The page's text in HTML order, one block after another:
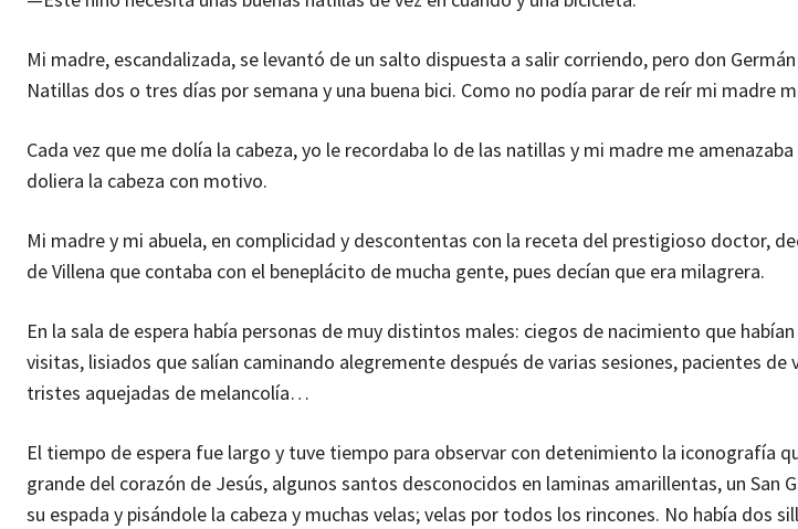
Mi madre, escandalizada, se levantó de un salto dispuesta a salir corriendo, pero don
Natillas dos o tres días por semana y una buena bici. Como no podía parar de reír mi madre
Cada vez que me dolía la cabeza, yo le recordaba lo de las natillas y mi madre me
doliera la cabeza con motivo.
Mi madre y mi abuela, en complicidad y descontentas con la receta del prestigioso doctor,
de Villena que contaba con el beneplácito de mucha gente, pues decían que era milagrera.
En la sala de espera había personas de muy distintos males: ciegos de nacimiento que
visitas, lisiados que salían caminando alegremente después de varias sesiones, pacientes de
tristes aquejadas de melancolía…
El tiempo de espera fue largo y tuve tiempo para observar con detenimiento la iconografía
grande del corazón de Jesús, algunos santos desconocidos en laminas amarillentas, un San
su espada y pisándole la cabeza y muchas velas; velas por todos los rincones. No había dos